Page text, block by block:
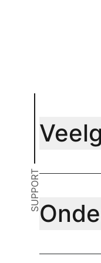
SUPPORT